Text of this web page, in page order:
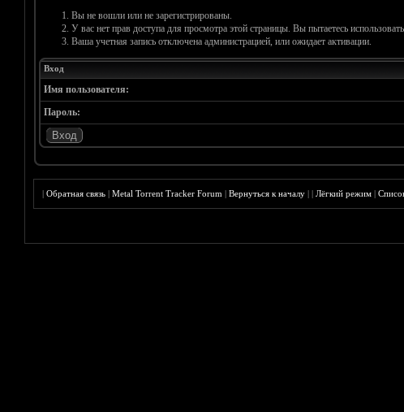
Вы не вошли или не зарегистрированы.
У вас нет прав доступа для просмотра этой страницы. Вы пытаетесь
Ваша учетная запись отключена администрацией, или ожидает активации.
Вход
Имя пользователя:
Пароль:
|Обратная связь |Metal Torrent Tracker Forum |Вернуться к началу ||Лёгкий режим |